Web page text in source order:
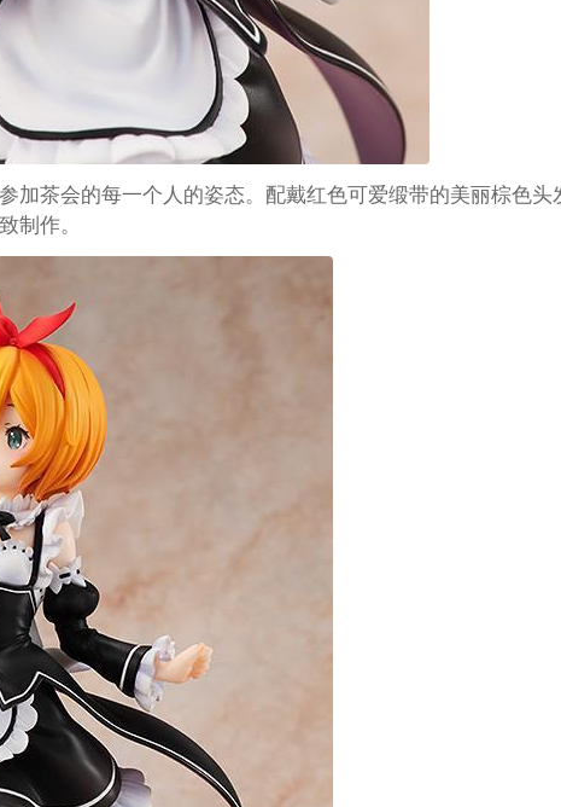
加茶会的每一个人的姿态。配戴红色可爱缎带的美丽棕色头
制作。